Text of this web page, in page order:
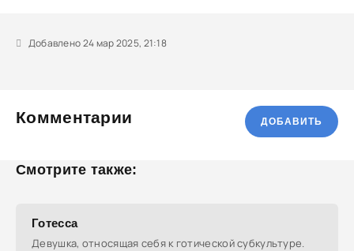
Добавлено 24 мар 2025, 21:18
Комментарии ДОБАВИТЬ
Смотрите также:
Готесса
Девушка, относящая себя к готической субкультуре.